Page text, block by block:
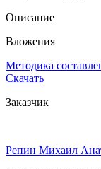
Описание
Вложения
Методика
Скачать
Заказчик
Репин Михаил